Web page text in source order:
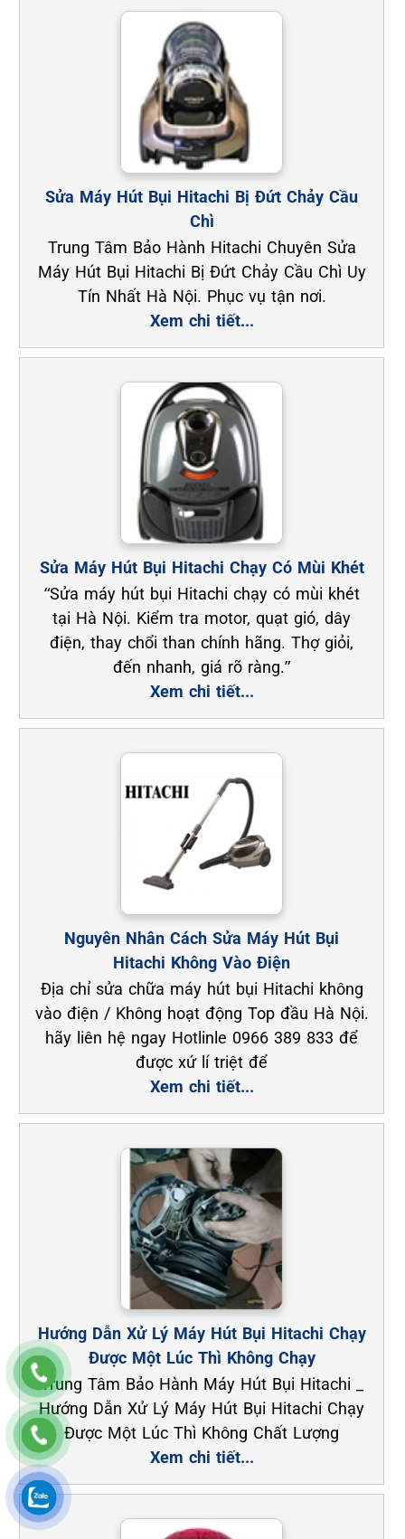
Sửa Máy Hút Bụi Hitachi Bị Đứt Chảy Cầu
Chì
Trung Tâm Bảo Hành Hitachi Chuyên Sửa
Máy Hút Bụi Hitachi Bị Đứt Chảy Cầu Chì Uy
Tín Nhất Hà Nội. Phục vụ tận nơi.
Xem chi tiết...
Sửa Máy Hút Bụi Hitachi Chạy Có Mùi Khét
“Sửa máy hút bụi Hitachi chạy có mùi khét
tại Hà Nội. Kiểm tra motor, quạt gió, dây
điện, thay chổi than chính hãng. Thợ giỏi,
đến nhanh, giá rõ ràng.”
Xem chi tiết...
Nguyên Nhân Cách Sửa Máy Hút Bụi
Hitachi Không Vào Điện
Địa chỉ sửa chữa máy hút bụi Hitachi không
vào điện / Không hoạt động Top đầu Hà Nội.
hãy liên hệ ngay Hotlinle 0966 389 833 để
được xứ lí triệt để
Xem chi tiết...
Hướng Dẫn Xử Lý Máy Hút Bụi Hitachi Chạy
Được Một Lúc Thì Không Chạy
Trung Tâm Bảo Hành Máy Hút Bụi Hitachi _
Hướng Dẫn Xử Lý Máy Hút Bụi Hitachi Chạy
Được Một Lúc Thì Không Chất Lượng
Xem chi tiết...